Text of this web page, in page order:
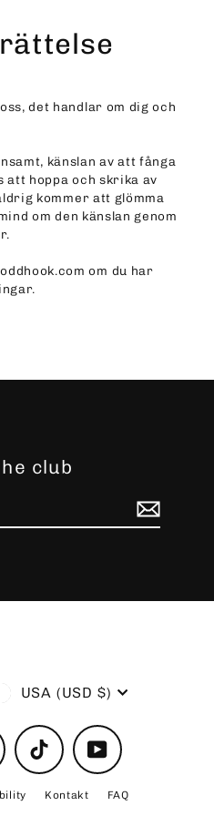
det handlar om dig och
känslan av att fånga
att hoppa och skrika av
kommer att glömma
om den känslan genom
om du har
club
Currency
USA (USD $)
TikTok YouTube
Kontakt FAQ